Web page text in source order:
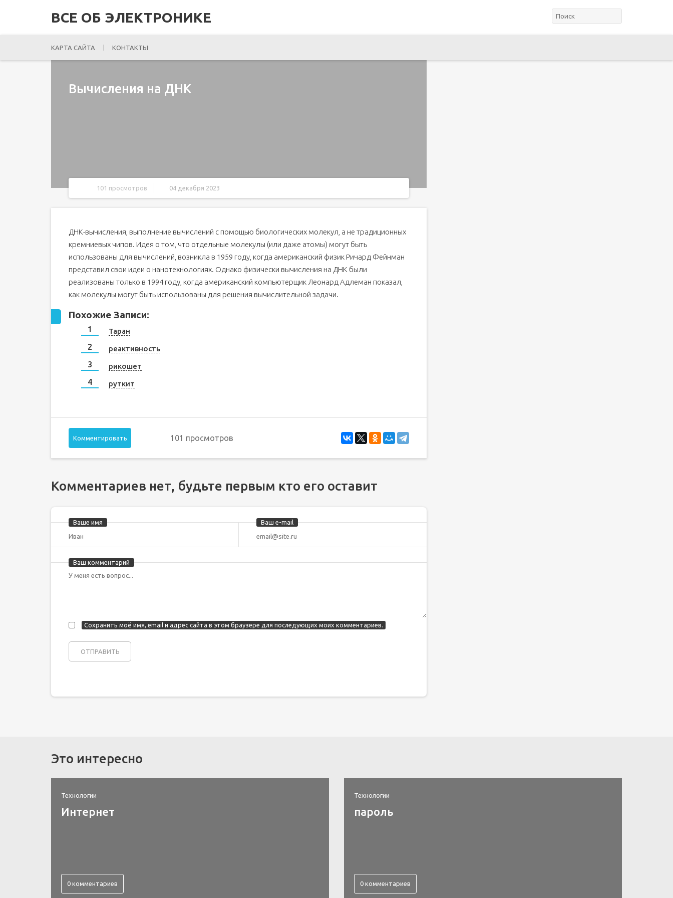
ВСЕ ОБ ЭЛЕКТРОНИКЕ
КАРТА САЙТА КОНТАКТЫ
Вычисления на ДНК
101 просмотров 04 декабря 2023
ДНК-вычисления, выполнение вычислений с помощью биологических молекул, а не традиционных
кремниевых чипов. Идея о том, что отдельные молекулы (или даже атомы) могут быть
использованы для вычислений, возникла в 1959 году, когда американский физик Ричард Фейнман
представил свои идеи о нанотехнологиях. Однако физически вычисления на ДНК были
реализованы только в 1994 году, когда американский компьютерщик Леонард Адлеман показал,
как молекулы могут быть использованы для решения вычислительной задачи.
Похожие Записи:
Таран
реактивность
рикошет
руткит
Комментировать 101 просмотров
Комментариев нет, будьте первым кто его оставит
Ваше имя Ваш e-mail
Ваш комментарий
Сохранить моё имя, email и адрес сайта в этом браузере для последующих моих комментариев.
Это интересно
Технологии
Интернет
0 комментариев
Технологии
пароль
0 комментариев